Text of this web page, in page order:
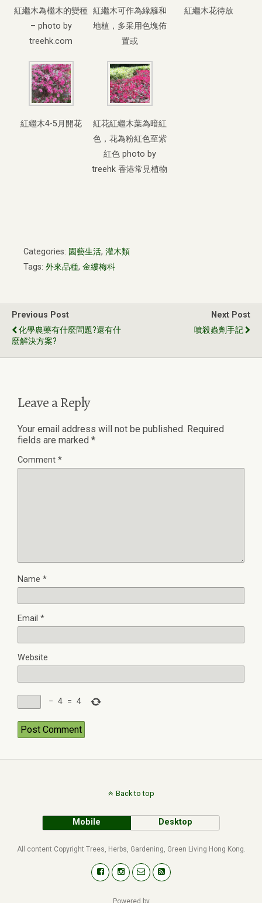
紅繼木為檵木的變種
– photo by
treehk.com
紅繼木可作為綠籬和
地植，多采用色塊佈
置或
紅繼木花待放
紅繼木4-5月開花
紅花紅繼木葉為暗紅
色，花為粉紅色至紫
紅色 photo by
treehk 香港常見植物
Categories: 園藝生活, 灌木類
Tags: 外來品種, 金縷梅科
Previous Post
化學農藥有什麼問題?還有什
麼解決方案?
Next Post
噴殺蟲劑手記
Leave a Reply
Your email address will not be published. Required
fields are marked *
Comment *
Name *
Email *
Website
− 4 = 4
Back to top
Mobile Desktop
All content Copyright Trees, Herbs, Gardening, Green Living Hong Kong.
Powered by